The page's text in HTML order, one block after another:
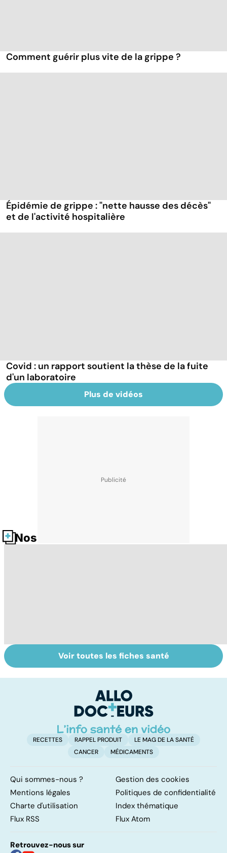
Comment guérir plus vite de la grippe ?
Épidémie de grippe : "nette hausse des décès"
et de l'activité hospitalière
Covid : un rapport soutient la thèse de la fuite
d'un laboratoire
Plus de vidéos
Nos fiches santé
Fin de vie : de la
loi Leonetti à
Faire du sport à
domicile, c'est
Voir toutes les fiches santé
RECETTES RAPPEL PRODUIT
LE MAG DE LA SANTÉ
CANCER
MÉDICAMENTS
Qui sommes-nous ?
Gestion des cookies
Mentions légales
Politiques de confidentialité
Charte d'utilisation
Index thématique
Flux RSS
Flux Atom
Retrouvez-nous sur